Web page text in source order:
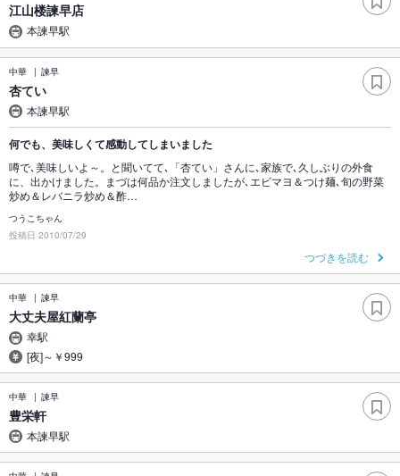
江山楼諫早店
本諫早駅
中華 諫早
杏てい
本諫早駅
何でも、美味しくて感動してしまいました
噂で､美味しいよ～。と聞いてて､「杏てい」さんに､家族で､久しぶりの外食
に、出かけました。まづは何品か注文しましたが､エビマヨ＆つけ麺､旬の野菜
炒め＆レバニラ炒め＆酢…
つうこちゃん
投稿日 2010/07/29
つづきを読む
中華 諫早
大丈夫屋紅蘭亭
幸駅
[夜]～￥999
中華 諫早
豊栄軒
本諫早駅